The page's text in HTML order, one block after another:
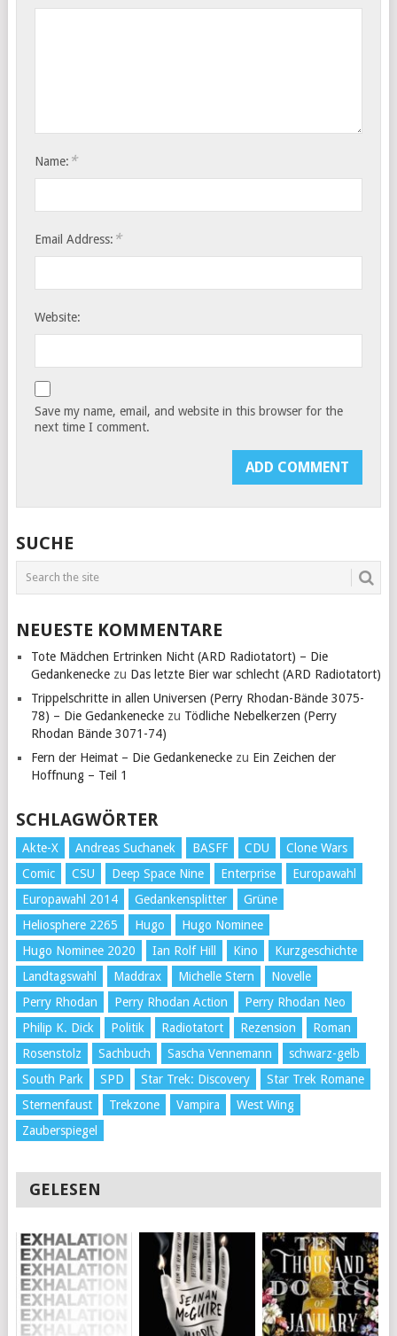
Name: *
Email Address: *
Website:
Save my name, email, and website in this browser for the
next time I comment.
SUCHE
NEUESTE KOMMENTARE
Tote Mädchen Ertrinken Nicht (ARD Radiotatort) – Die
Gedankeneckezu Das letzte Bier war schlecht (ARD Radiotatort)
Trippelschritte in allen Universen (Perry Rhodan-Bände 3075-
78) – Die Gedankeneckezu Tödliche Nebelkerzen (Perry
Rhodan Bände 3071-74)
Fern der Heimat – Die Gedankeneckezu Ein Zeichen der
Hoffnung – Teil 1
SCHLAGWÖRTER
Akte-X Andreas Suchanek BASFF CDU
Clone Wars
Comic
CSU Deep Space Nine Enterprise
Europawahl
Europawahl 2014
Gedankensplitter
Grüne
Heliosphere 2265
Hugo
Hugo Nominee
Hugo Nominee 2020
Ian Rolf Hill Kino
Kurzgeschichte
Landtagswahl
Maddrax Michelle Stern
Novelle
Perry Rhodan
Perry Rhodan Action
Perry Rhodan Neo
Philip K. Dick
Politik Radiotatort Rezension
Roman
Rosenstolz
Sachbuch Sascha Vennemann
schwarz-gelb
South Park
SPD Star Trek: Discovery
Star Trek Romane
Sternenfaust
Trekzone Vampira
West Wing
Zauberspiegel
GELESEN